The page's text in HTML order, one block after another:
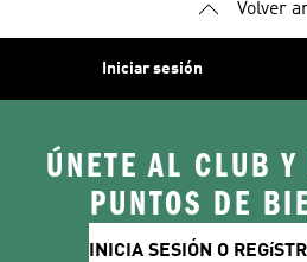
Volver
Iniciar sesión
ÚNETE AL CLUB
PUNTOS DE
INICIA SESIÓN O